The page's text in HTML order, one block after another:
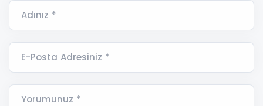
Adınız *
E-Posta Adresiniz *
Yorumunuz *